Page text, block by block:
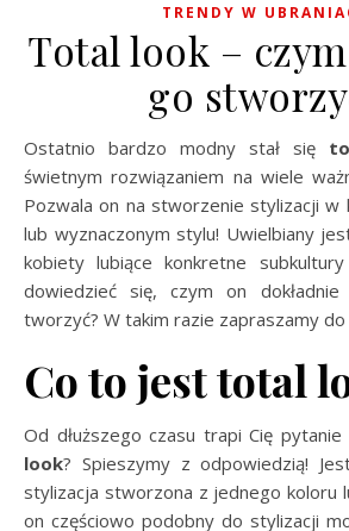
TRENDY W
Total look –
go
Ostatnio bardzo modny stał się
świetnym rozwiązaniem na wiele
Pozwala on na stworzenie stylizacji w
lub wyznaczonym stylu! Uwielbiany
kobiety lubiące konkretne
dowiedzieć się, czym on
tworzyć? W takim razie zapraszamy
Co to jest total
Od dłuższego czasu trapi Cię pytanie
look? Spieszymy z odpowiedzią!
stylizacja stworzona z jednego koloru
on częściowo podobny do stylizacji